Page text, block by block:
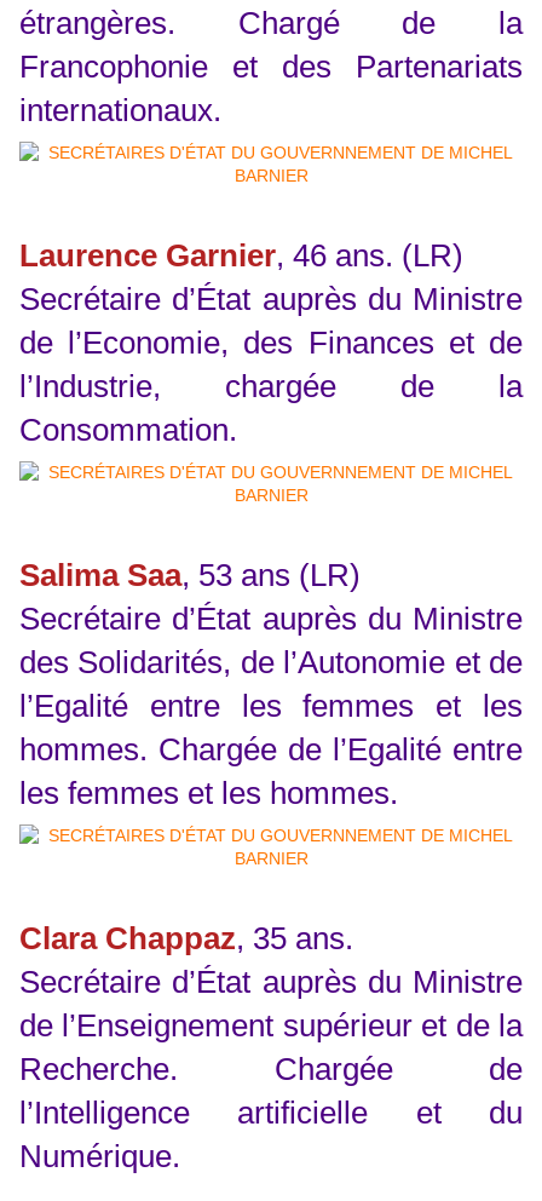
étrangères. Chargé de la
Francophonie et des Partenariats
internationaux.
Laurence Garnier, 46 ans. (LR)
Secrétaire d’État auprès du Ministre
de l’Economie, des Finances et de
l’Industrie, chargée de la
Consommation.
Salima Saa, 53 ans (LR)
Secrétaire d’État auprès du Ministre
des Solidarités, de l’Autonomie et de
l’Egalité entre les femmes et les
hommes. Chargée de l’Egalité entre
les femmes et les hommes.
Clara Chappaz, 35 ans.
Secrétaire d’État auprès du Ministre
de l’Enseignement supérieur et de la
Recherche. Chargée de
l’Intelligence artificielle et du
Numérique.